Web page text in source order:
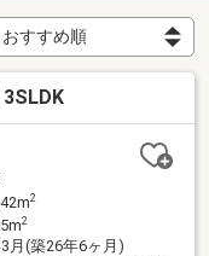
2
2
月(築26年6ヶ月)